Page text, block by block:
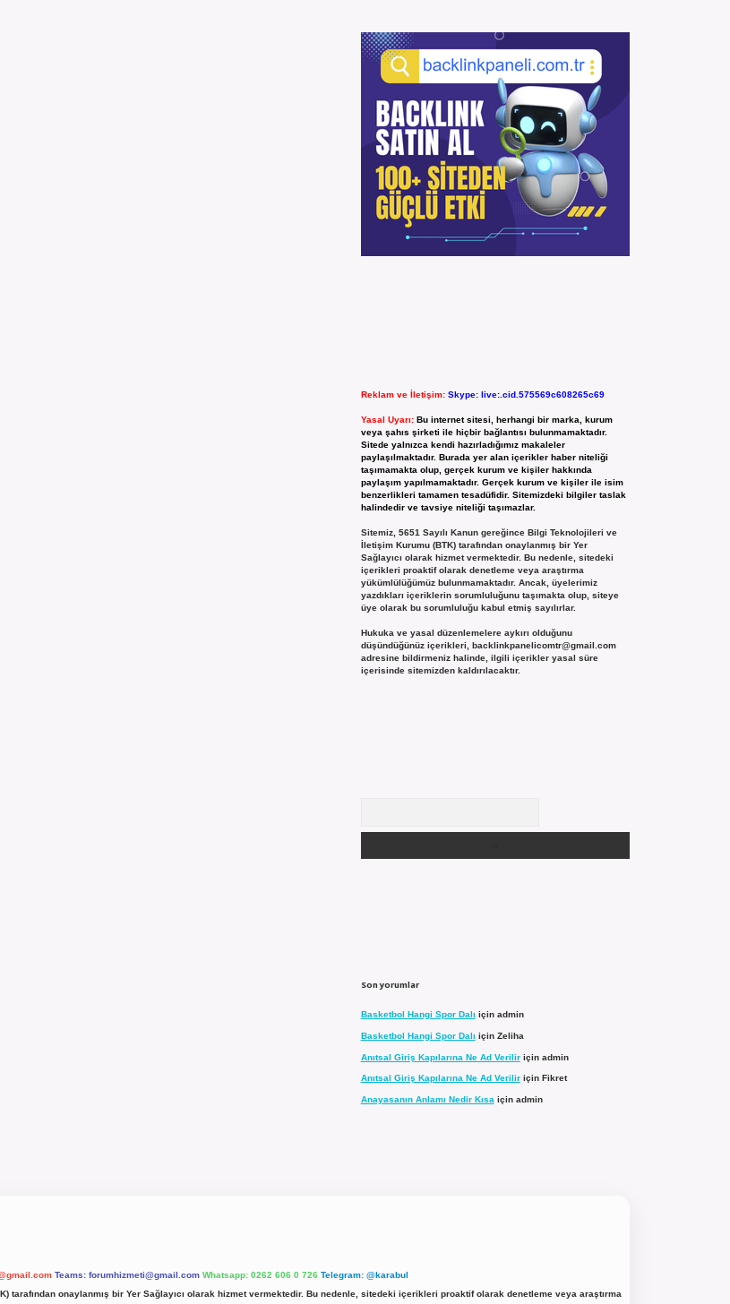
Reklam ve İletişim: Skype: live:.cid.575569c608265c69
Yasal Uyarı: Bu internet sitesi, herhangi bir marka, kurum
veya şahıs şirketi ile hiçbir bağlantısı bulunmamaktadır.
Sitede yalnızca kendi hazırladığımız makaleler
paylaşılmaktadır. Burada yer alan içerikler haber niteliği
taşımamakta olup, gerçek kurum ve kişiler hakkında
paylaşım yapılmamaktadır. Gerçek kurum ve kişiler ile isim
benzerlikleri tamamen tesadüfidir. Sitemizdeki bilgiler taslak
halindedir ve tavsiye niteliği taşımazlar.
Sitemiz, 5651 Sayılı Kanun gereğince Bilgi Teknolojileri ve
İletişim Kurumu (BTK) tarafından onaylanmış bir Yer
Sağlayıcı olarak hizmet vermektedir. Bu nedenle, sitedeki
içerikleri proaktif olarak denetleme veya araştırma
yükümlülüğümüz bulunmamaktadır. Ancak, üyelerimiz
yazdıkları içeriklerin sorumluluğunu taşımakta olup, siteye
üye olarak bu sorumluluğu kabul etmiş sayılırlar.
Hukuka ve yasal düzenlemelere aykırı olduğunu
düşündüğünüz içerikleri, backlinkpanelicomtr@gmail.com
adresine bildirmeniz halinde, ilgili içerikler yasal süre
içerisinde sitemizden kaldırılacaktır.
Son yorumlar
Basketbol Hangi Spor Dalı için admin
Basketbol Hangi Spor Dalı için Zeliha
Anıtsal Giriş Kapılarına Ne Ad Veriliriçin admin
Anıtsal Giriş Kapılarına Ne Ad Veriliriçin Fikret
Anayasanın Anlamı Nedir Kısa için admin
Teams: forumhizmeti@gmail.com Whatsapp: 0262 606 0 726 Telegram: @karabul
tarafından onaylanmış bir Yer Sağlayıcı olarak hizmet vermektedir. Bu nedenle, sitedeki içerikleri proaktif olarak denetleme veya araştırma